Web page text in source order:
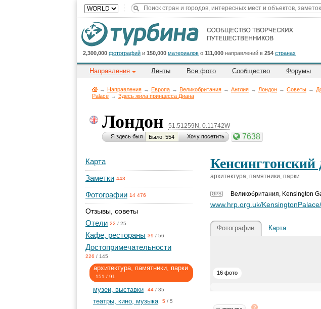
2,300,000 фотографий и 150,000 материалов о 111,000 направлений в 254 странах
Направления Ленты Все фото Сообщество Форумы
→ Направления → Европа → Великобритания → Англия → Лондон → Советы →
Palace → Здесь жила принцесса Диана
Лондон 51.51259N, 0.11742W
Я здесь был Было: 554 Хочу посетить 7638
Карта
Заметки 443
Фотографии 14 476
Отзывы, советы
Отели 22 / 25
Кафе, рестораны 39 / 56
Достопримечательности
226 / 145
архитектура, памятники, парки
151 / 91
музеи, выставки 44 / 35
театры, кино, музыка 5 / 5
Кенсингтонский
архитектура, памятники, парки
GPS Великобритания, Kensington
www.hrp.org.uk/KensingtonPalace/
Фотографии Карта
16 фото